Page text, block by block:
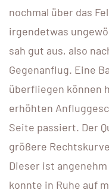
nochmal über das
irgendetwas
sah gut aus, also
Gegenanflug. Eine
überfliegen können
erhöhten
Seite passiert. Der
größere
Dieser ist
konnte in Ruhe auf